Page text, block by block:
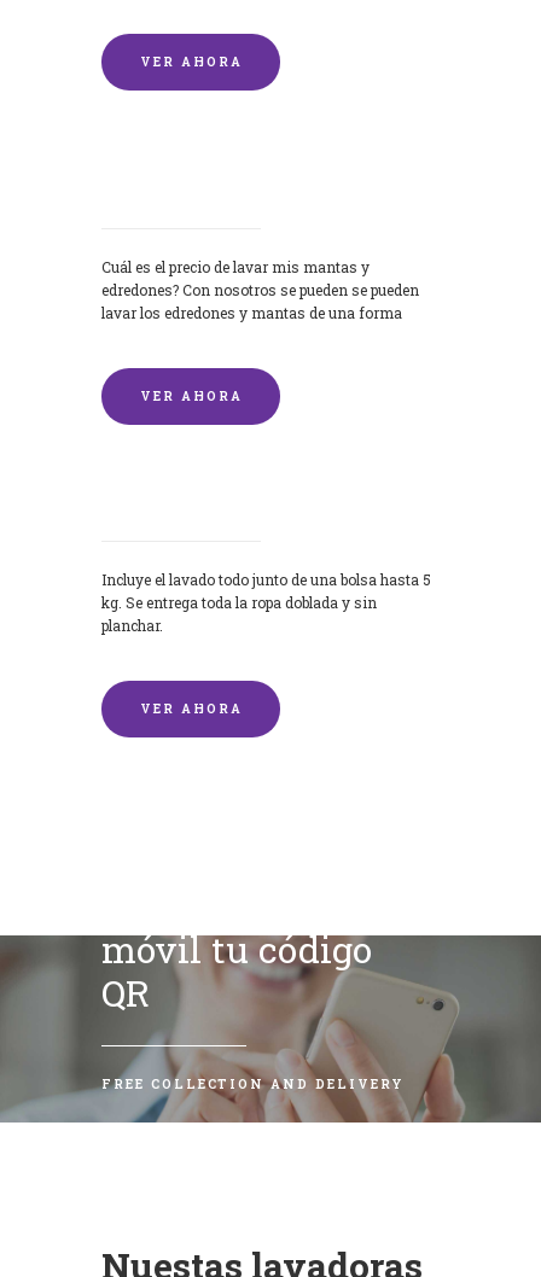
VER AHORA
Cuál es el precio de lavar mis mantas y
edredones? Con nosotros se pueden se pueden
lavar los edredones y mantas de una forma
VER AHORA
Incluye el lavado todo junto de una bolsa hasta 5
kg. Se entrega toda la ropa doblada y sin
planchar.
VER AHORA
móvil tu código
QR
FREE COLLECTION AND DELIVERY
Nuestas lavadoras